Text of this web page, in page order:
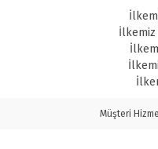
İlkemiz
Müşteri